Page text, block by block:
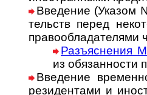
Введение (Указом
тельств пе­ред
пра­во­об­ла­да­те­ля­ми
Разъяснения
из обя­зан­нос­ти
Введение
ре­зи­ден­та­ми и